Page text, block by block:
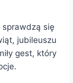
się
jubileuszu
gest, który